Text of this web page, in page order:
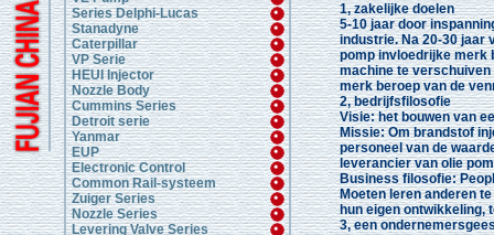
Series Delphi-Lucas
Stanadyne
Caterpillar
VP Serie
HEUI Injector
Nozzle Body
Cummins Series
Detroit serie
Yanmar
EUP
Electronic Control
Common Rail-systeem
Zuiger Series
Nozzle Series
Levering Valve Series
1, zakelijke doelen
5-10 jaar door
industrie.Na 20-30 jaar
pomp invloedrijke merk
machine te
merk beroep van de
2, bedrijfsfilosofie
Visie: het bouwen van
Missie: Om brandstof
personeel van de
leverancier van olie
Business filosofie:
Moeten leren anderen
hun eigen ontwikkeling,
3, een